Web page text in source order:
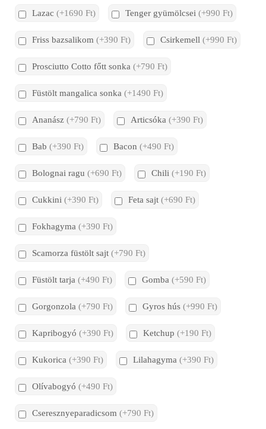
Lazac (+1690 Ft) Tenger gyümölcsei (+990 Ft)
Friss bazsalikom (+390 Ft) Csirkemell (+990 Ft)
Prosciutto Cotto főtt sonka (+790 Ft)
Füstölt mangalica sonka (+1490 Ft)
Ananász (+790 Ft) Articsóka (+390 Ft)
Bab (+390 Ft) Bacon (+490 Ft)
Bolognai ragu (+690 Ft) Chili (+190 Ft)
Cukkini (+390 Ft) Feta sajt (+690 Ft)
Fokhagyma (+390 Ft)
Scamorza füstölt sajt (+790 Ft)
Füstölt tarja (+490 Ft) Gomba (+590 Ft)
Gorgonzola (+790 Ft) Gyros hús (+990 Ft)
Kapribogyó (+390 Ft) Ketchup (+190 Ft)
Kukorica (+390 Ft) Lilahagyma (+390 Ft)
Olívabogyó (+490 Ft)
Cseresznyeparadicsom (+790 Ft)